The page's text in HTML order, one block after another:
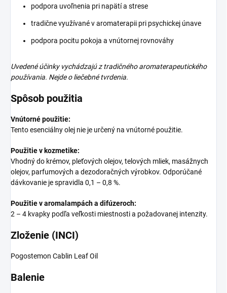
podpora uvoľnenia pri napätí a strese
tradične využívané v aromaterapii pri psychickej únave
podpora pocitu pokoja a vnútornej rovnováhy
Uvedené účinky vychádzajú z tradičného aromaterapeutického
používania. Nejde o liečebné tvrdenia.
Spôsob použitia
Vnútorné použitie:
Tento esenciálny olej nie je určený na vnútorné použitie.
Použitie v kozmetike:
Vhodný do krémov, pleťových olejov, telových mliek, masážnych
olejov, parfumových a dezodoračných výrobkov. Odporúčané
dávkovanie je spravidla 0,1 – 0,8 %.
Použitie v aromalampách a difúzeroch:
2 – 4 kvapky podľa veľkosti miestnosti a požadovanej intenzity.
Zloženie (INCI)
Pogostemon Cablin Leaf Oil
Balenie